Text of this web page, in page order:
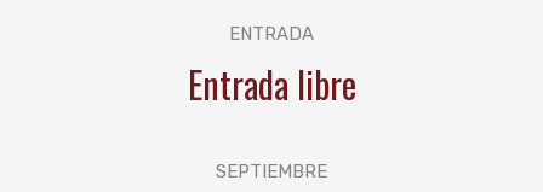
ENTRADA
Entrada libre
SEPTIEMBRE